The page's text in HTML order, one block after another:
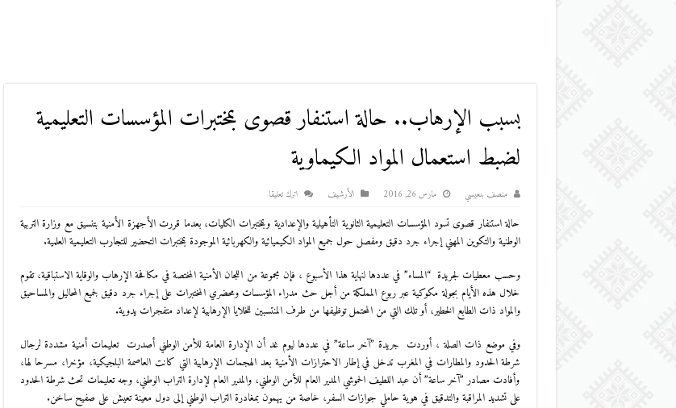
بسبب الإرهاب.. حالة استنفار قصوى بمختبرات المؤسسات التعليمية
لضبط استعمال المواد الكيماوية
منصف بنعيسي مارس 26, 2016 اﻷرشيف اترك تعليقا
حالة استنفار قصوى تسود المؤسسات التعليمية الثانوية التأهيلية والإعدادية وبمختبرات الكليات، بعدما قررت الأجهزة الأمنية بتنسيق مع وزارة التربية
الوطنية والتكوين المهني إجراء جرد دقيق ومفصل حول جميع المواد الكيميائية والكهربائية الموجودة بمختبرات التحضير للتجارب التعليمية العلمية.
وحسب معطيات لجريدة “المساء” في عددها لنهاية هذا الأسبوع ، فإن مجموعة من اللجان الأمنية المختصة في مكافحة الإرهاب والوقاية الاستباقية، تقوم
خلال هذه الأيام بجولة مكوكية عبر ربوع المملكة من أجل حث مدراء المؤسسات ومحضري المختبرات على إجراء جرد دقيق لجميع المحاليل والمساحيق
والمواد ذات الطابع الخطير، أو تلك التي من المحتمل توظيفها من طرف المنتسبين للخلايا الإرهابية لإعداد متفجرات يدوية.
وفي موضع ذات الصلة ، أوردت جريدة ”آخر ساعة” في عددها ليوم غد أن الإدارة العامة للأمن الوطني أصدرت تعليمات أمنية مشددة لرجال
شرطة الحدود والمطارات في المغرب تدخل في إطار الاحترازات الأمنية بعد الهجمات الإرهابية التي كانت العاصمة البلجيكية، مؤخرا، مسرحا لها،
وأفادت مصادر ”آخر ساعة” أن عبد اللطيف الحموشي المدير العام للأمن الوطني، والمدير العام لإدارة التراب الوطني، وجه تعليمات تحث شرطة الحدود
على تشديد المراقبة والتدقيق في هوية حاملي جوازات السفر، خاصة من يهمون بمغادرة التراب الوطني إلى دول معينة تعيش على صفيح ساخن.